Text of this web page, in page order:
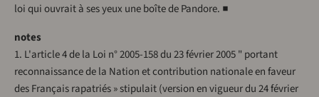
loi qui ouvrait à ses yeux une boîte de Pandore. ■
notes
1. L'article 4 de la Loi n° 2005-158 du 23 février 2005 " portant
reconnaissance de la Nation et contribution nationale en faveur
des Français rapatriés » stipulait (version en vigueur du 24 février